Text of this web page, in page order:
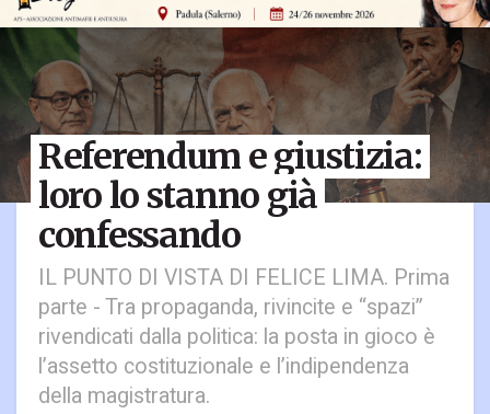
Referendum e giustizia:
loro lo stanno già
confessando
IL PUNTO DI VISTA DI FELICE LIMA. Prima
parte - Tra propaganda, rivincite e “spazi”
rivendicati dalla politica: la posta in gioco è
l’assetto costituzionale e l’indipendenza
della magistratura.